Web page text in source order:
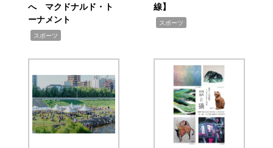
へ マクドナルド・ト
ーナメント
スポーツ
線】
スポーツ